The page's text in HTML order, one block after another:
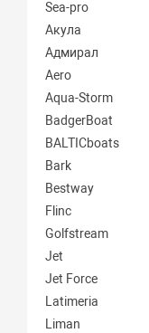
Sea-pro
Акула
Адмирал
Aero
Aqua-Storm
BadgerBoat
BALTICboats
Bark
Bestway
Flinc
Golfstream
Jet
Jet Force
Latimeria
Liman